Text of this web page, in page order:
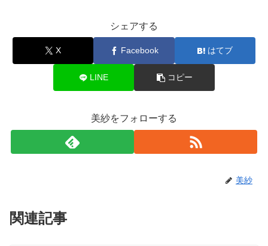
シェアする
X Facebook はてブ
LINE コピー
美紗をフォローする
美紗
関連記事